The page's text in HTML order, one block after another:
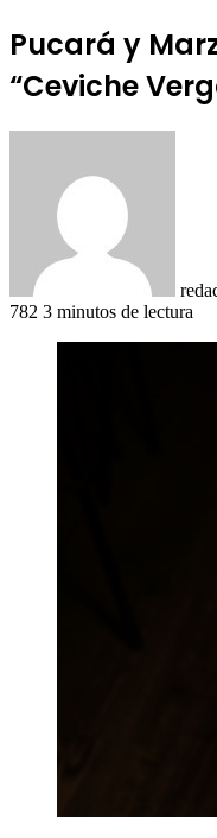
Pucará y
“Ceviche
782 3 minutos de lectura